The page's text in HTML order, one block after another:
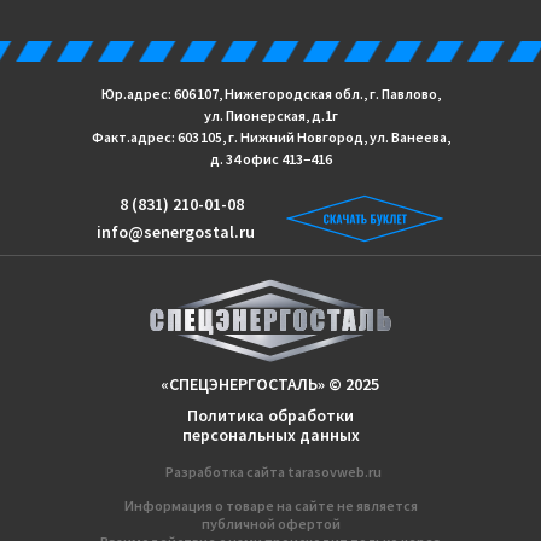
Информация о товаре на сайте не является
публичной офертой
Разработка сайтa tarasovweb.ru
Политика обработки
персональных данных
«СПЕЦЭНЕРГОСТАЛЬ» © 2025
info@senergostal.ru
8 (831) 210-01-08
Юр.адрес: 606 107, Нижегородская обл., г. Павлово,
ул. Пионерская, д.1г
Факт.адрес: 603 105, г. Нижний Новгород, ул. Ванеева,
д. 34 офис 413−416